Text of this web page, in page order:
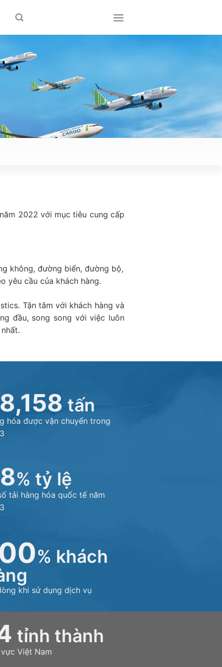
2022 với mục tiêu cung cấp
không, đường biển, đường bộ,
yêu cầu của khách hàng.
Tận tâm với khách hàng và
đầu, song song với việc luôn
tấn
hóa được vận chuyển trong
% tỷ lệ
tải hàng hóa quốc tế năm
% khách
khi sử dụng dịch vụ
tỉnh thành
vực Việt Nam